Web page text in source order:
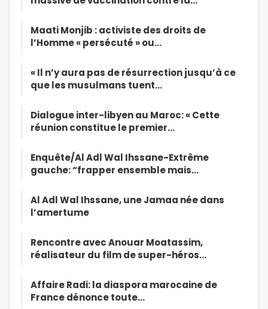
Maati Monjib : activiste des droits de
l’Homme « persécuté » ou…
« Il n’y aura pas de résurrection jusqu’à ce
que les musulmans tuent…
Dialogue inter-libyen au Maroc: « Cette
réunion constitue le premier…
Enquête/Al Adl Wal Ihssane-Extrême
gauche: “frapper ensemble mais…
Al Adl Wal Ihssane, une Jamaa née dans
l’amertume
Rencontre avec Anouar Moatassim,
réalisateur du film de super-héros…
Affaire Radi: la diaspora marocaine de
France dénonce toute…